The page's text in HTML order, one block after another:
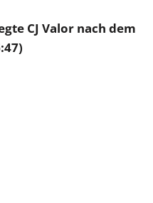
CJ Valor nach dem